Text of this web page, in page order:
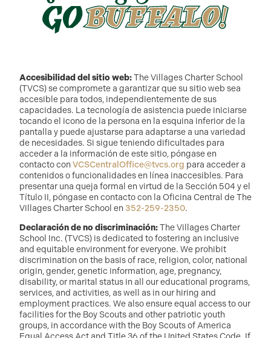
Accesibilidad del sitio web:The Villages Charter School
(TVCS) se compromete a garantizar que su sitio web sea
accesible para todos, independientemente de sus
capacidades. La tecnología de asistencia puede iniciarse
tocando el icono de la persona en la esquina inferior de la
pantalla y puede ajustarse para adaptarse a una variedad
de necesidades. Si sigue teniendo dificultades para
acceder a la información de este sitio, póngase en
contacto con VCSCentralOffice@tvcs.org para acceder a
contenidos o funcionalidades en línea inaccesibles. Para
presentar una queja formal en virtud de la Sección 504 y el
Título II, póngase en contacto con la Oficina Central de The
Villages Charter School en 352-259-2350.
Declaración de no discriminación:The Villages Charter
School Inc. (TVCS) is dedicated to fostering an inclusive
and equitable environment for everyone. We prohibit
discrimination on the basis of race, religion, color, national
origin, gender, genetic information, age, pregnancy,
disability, or marital status in all our educational programs,
services, and activities, as well as in our hiring and
employment practices. We also ensure equal access to our
facilities for the Boy Scouts and other patriotic youth
groups, in accordance with the Boy Scouts of America